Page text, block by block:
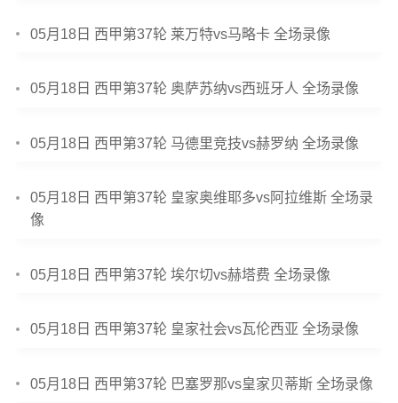
05月18日 西甲第37轮 莱万特vs马略卡 全场录像
05月18日 西甲第37轮 奥萨苏纳vs西班牙人 全场录像
05月18日 西甲第37轮 马德里竞技vs赫罗纳 全场录像
05月18日 西甲第37轮 皇家奥维耶多vs阿拉维斯 全场录
像
05月18日 西甲第37轮 埃尔切vs赫塔费 全场录像
05月18日 西甲第37轮 皇家社会vs瓦伦西亚 全场录像
05月18日 西甲第37轮 巴塞罗那vs皇家贝蒂斯 全场录像